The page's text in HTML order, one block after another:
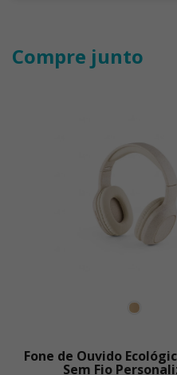
Compre junto
Fone de Ouvido
Sem Fio